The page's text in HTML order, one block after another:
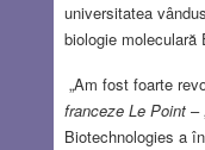
universitatea
biologie moleculară
„Am fost foarte
franceze Le Point–
Biotechnologies a